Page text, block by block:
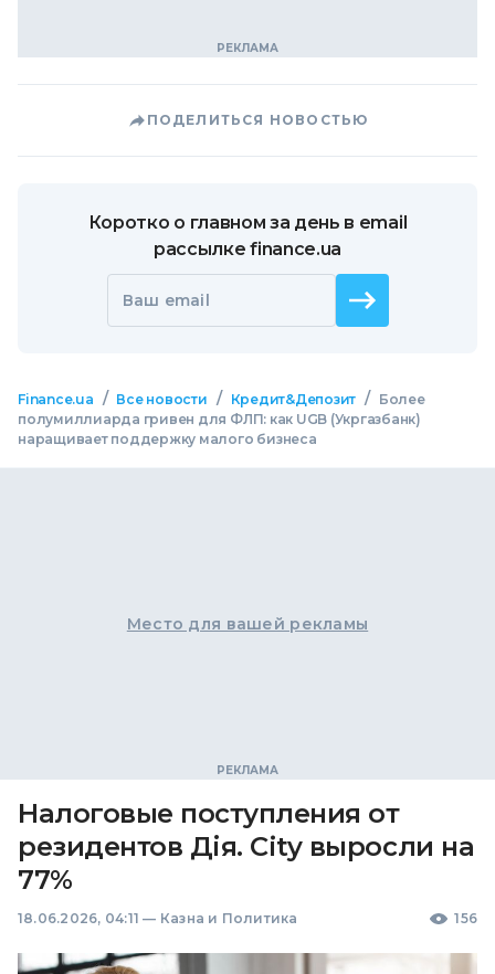
ПОДЕЛИТЬСЯ НОВОСТЬЮ
Коротко о главном за день в email
рассылке finance.ua
Ваш email
Finance.ua / Все новости / Кредит&Депозит /
Более
полумиллиарда гривен для ФЛП: как UGB (Укргазбанк)
наращивает поддержку малого бизнеса
Место для вашей рекламы
Налоговые поступления от
резидентов Дія. City выросли на
77%
18.06.2026, 04:11 — Казна и Политика 156